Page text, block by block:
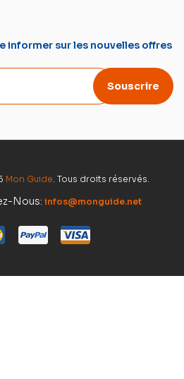
informer sur les nouvelles offres
Souscrire
Mon Guide . Tous droits réservés.
Nous: infos@monguide.net